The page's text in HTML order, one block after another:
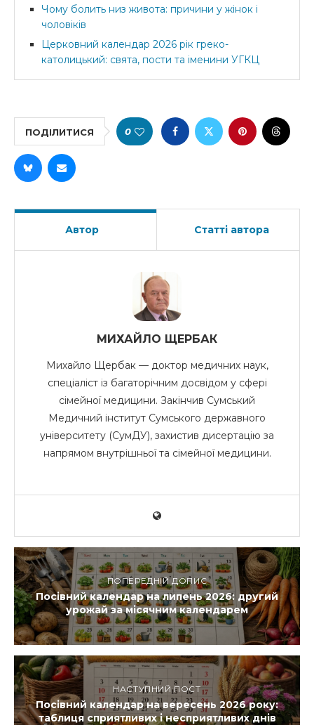
Чому болить низ живота: причини у жінок і
чоловіків
Церковний календар 2026 рік греко-
католицький: свята, пости та іменини УГКЦ
ПОДІЛИТИСЯ 0
Автор Статті автора
МИХАЙЛО ЩЕРБАК
Михайло Щербак — доктор медичних наук,
спеціаліст із багаторічним досвідом у сфері
сімейної медицини. Закінчив Сумський
Медичний інститут Сумського державного
університету (СумДУ), захистив дисертацію за
напрямом внутрішньої та сімейної медицини.
ПОПЕРЕДНІЙ ДОПИС
Посівний календар на липень 2026: другий
урожай за місячним календарем
НАСТУПНИЙ ПОСТ
Посівний календар на вересень 2026 року:
таблиця сприятливих і несприятливих днів